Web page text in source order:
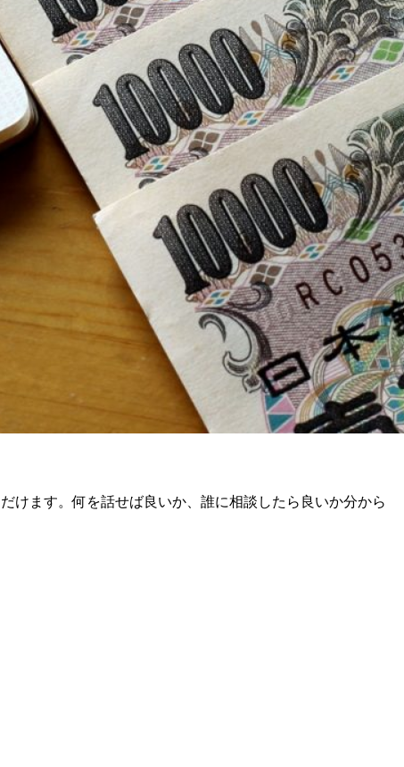
けます。何を話せば良いか、誰に相談したら良いか分から